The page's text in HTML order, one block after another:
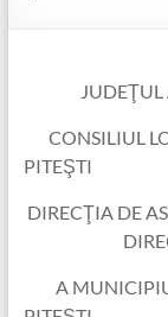
CONSILIUL
DIRECŢIA DE
A